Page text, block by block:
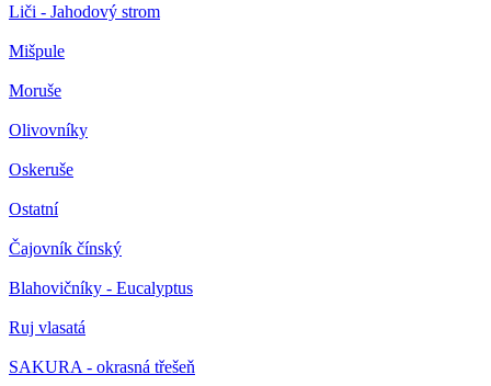
Liči - Jahodový strom
Mišpule
Moruše
Olivovníky
Oskeruše
Ostatní
Čajovník čínský
Blahovičníky - Eucalyptus
Ruj vlasatá
SAKURA - okrasná třešeň